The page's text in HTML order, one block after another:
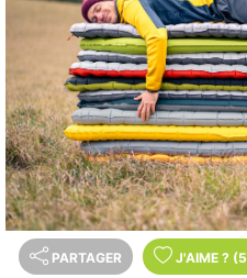
PARTAGER J'AIME ?